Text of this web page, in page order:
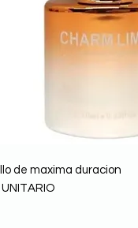
de maxima duracion
UNITARIO